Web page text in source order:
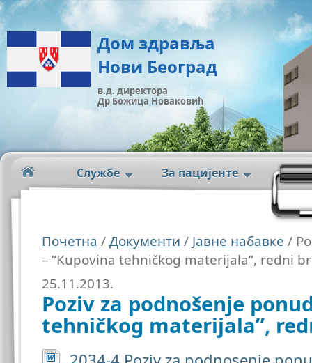
Дом здравља
Нови Београд
в.д. директора
Др Божица Новаковић
Службе За пацијенте
Почетна /Документи / Јавне набавке /
– “Kupovina tehničkog materijala”, redni
25.11.2013.
Poziv za podnošenje
tehničkog materijala”,